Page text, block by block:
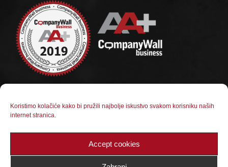
Koristimo kolačiće kako bi pružili najbolje iskustvo svakom korisniku naših
internet stranica.
Accept cookies
Socijalne mreže